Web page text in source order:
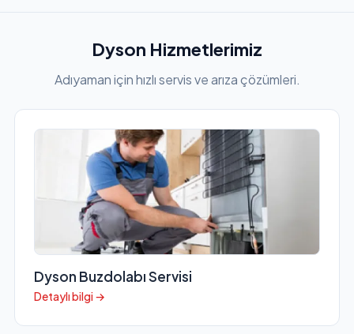
Dyson Hizmetlerimiz
Adıyaman için hızlı servis ve arıza çözümleri.
Dyson Buzdolabı Servisi
Detaylı bilgi →